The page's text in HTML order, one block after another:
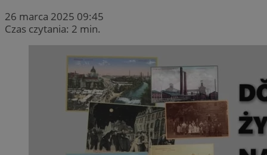
26 marca 2025 09:45
Czas czytania: 2 min.